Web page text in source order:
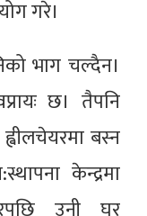
गरे।
भाग चल्दैन।
छ। तैपनि
बस्न
केन्द्रमा